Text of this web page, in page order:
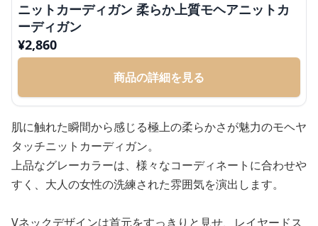
ニットカーディガン 柔らか上質モヘアニットカ
ーディガン
¥2,860
商品の詳細を見る
肌に触れた瞬間から感じる極上の柔らかさが魅力のモヘヤ
タッチニットカーディガン。
上品なグレーカラーは、様々なコーディネートに合わせや
すく、大人の女性の洗練された雰囲気を演出します。
Vネックデザインは首元をすっきりと見せ、レイヤードス